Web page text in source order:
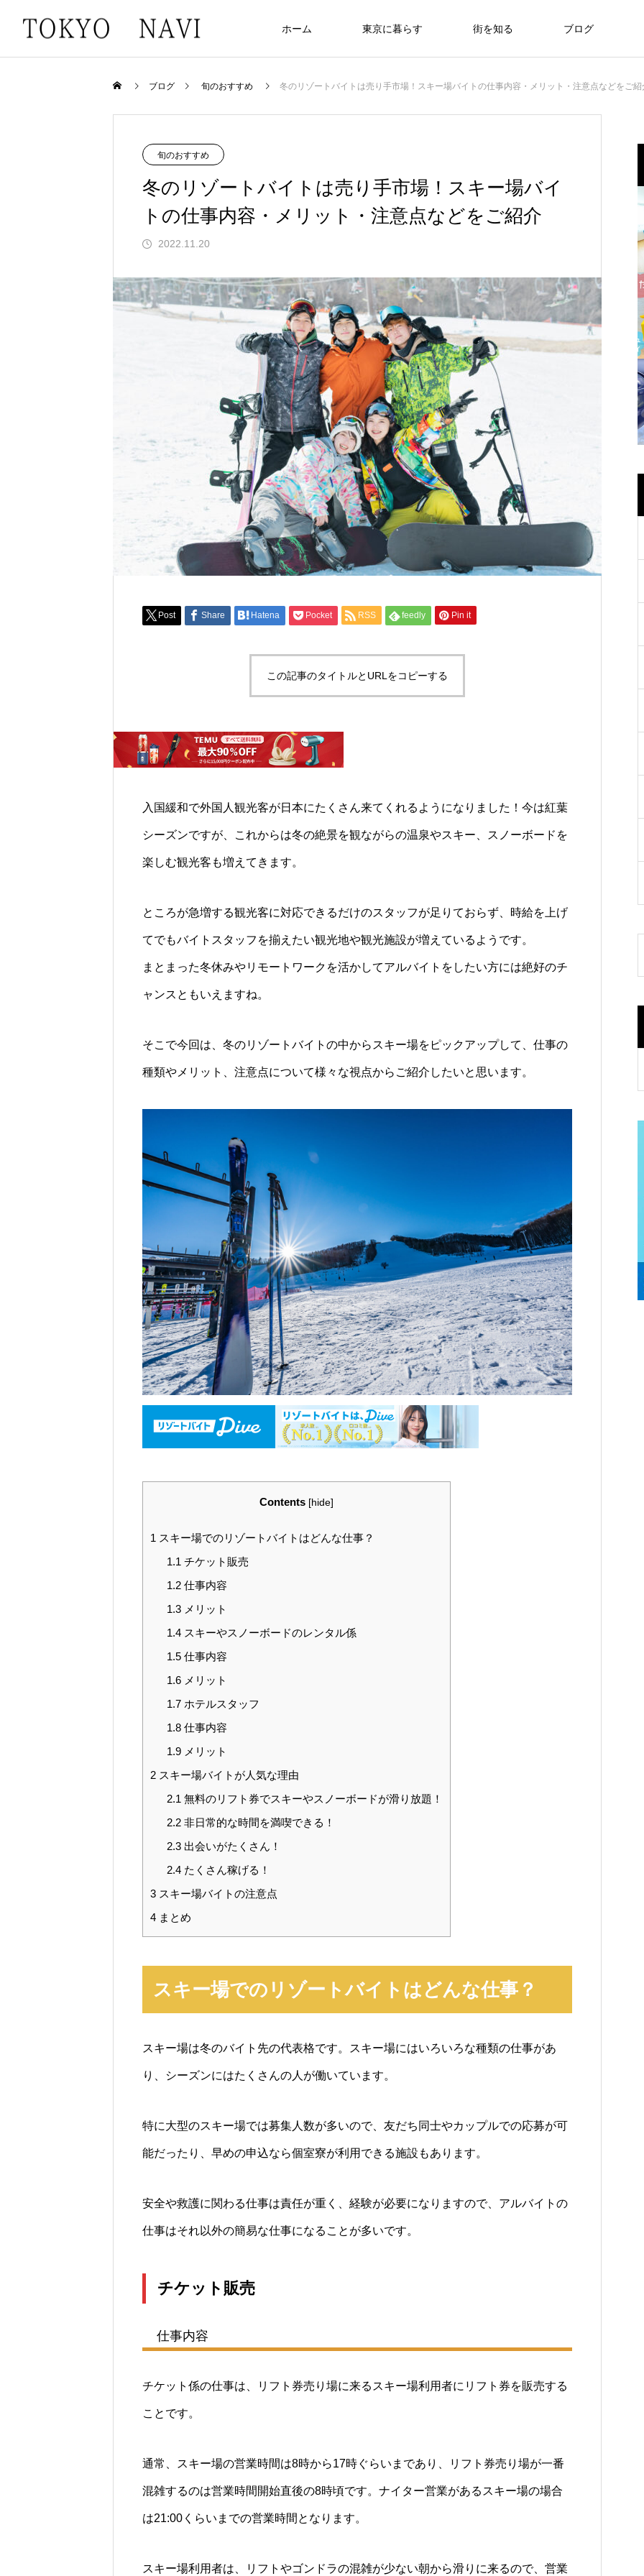
ホーム 東京に暮らす 街を知る ブログ
ブログ 旬のおすすめ 冬のリゾートバイトは売り手市場！スキー場バイトの仕事内容・メリット・注意点などをご紹
旬のおすすめ
冬のリゾートバイトは売り手市場！スキー場バイ
トの仕事内容・メリット・注意点などをご紹介
2022.11.20
Post Share Hatena Pocket RSS feedly Pin it
この記事のタイトルとURLをコピーする
入国緩和で外国人観光客が日本にたくさん来てくれるようになりました！今は紅葉
シーズンですが、これからは冬の絶景を観ながらの温泉やスキー、スノーボードを
楽しむ観光客も増えてきます。
ところが急増する観光客に対応できるだけのスタッフが足りておらず、時給を上げ
てでもバイトスタッフを揃えたい観光地や観光施設が増えているようです。
まとまった冬休みやリモートワークを活かしてアルバイトをしたい方には絶好のチ
ャンスともいえますね。
そこで今回は、冬のリゾートバイトの中からスキー場をピックアップして、仕事の
種類やメリット、注意点について様々な視点からご紹介したいと思います。
Contents [hide]
1 スキー場でのリゾートバイトはどんな仕事？
1.1 チケット販売
1.2仕事内容
1.3メリット
1.4スキーやスノーボードのレンタル係
1.5仕事内容
1.6メリット
1.7ホテルスタッフ
1.8仕事内容
1.9メリット
2 スキー場バイトが人気な理由
2.1 無料のリフト券でスキーやスノーボードが滑り放題！
2.2非日常的な時間を満喫できる！
2.3出会いがたくさん！
2.4たくさん稼げる！
3 スキー場バイトの注意点
4 まとめ
スキー場でのリゾートバイトはどんな仕事？
スキー場は冬のバイト先の代表格です。スキー場にはいろいろな種類の仕事があ
り、シーズンにはたくさんの人が働いています。
特に大型のスキー場では募集人数が多いので、友だち同士やカップルでの応募が可
能だったり、早めの申込なら個室寮が利用できる施設もあります。
安全や救護に関わる仕事は責任が重く、経験が必要になりますので、アルバイトの
仕事はそれ以外の簡易な仕事になることが多いです。
チケット販売
仕事内容
チケット係の仕事は、リフト券売り場に来るスキー場利用者にリフト券を販売する
ことです。
通常、スキー場の営業時間は8時から17時ぐらいまであり、リフト券売り場が一番
混雑するのは営業時間開始直後の8時頃です。ナイター営業があるスキー場の場合
は21:00くらいまでの営業時間となります。
スキー場利用者は、リフトやゴンドラの混雑が少ない朝から滑りに来るので、営業